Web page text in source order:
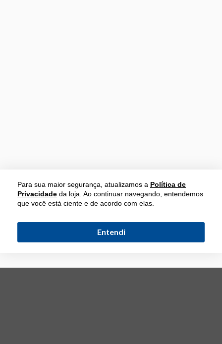
Para sua maior segurança, atualizamos a Política de
Privacidade da loja. Ao continuar navegando, entendemos
que você está ciente e de acordo com elas.
Entendi